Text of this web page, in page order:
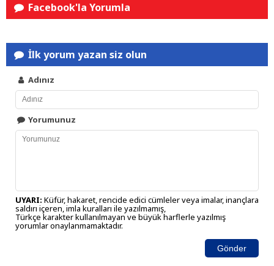
Facebook'la Yorumla
İlk yorum yazan siz olun
Adınız
Yorumunuz
UYARI: Küfür, hakaret, rencide edici cümleler veya imalar, inançlara
saldırı içeren, imla kuralları ile yazılmamış,
Türkçe karakter kullanılmayan ve büyük harflerle yazılmış
yorumlar onaylanmamaktadır.
Gönder